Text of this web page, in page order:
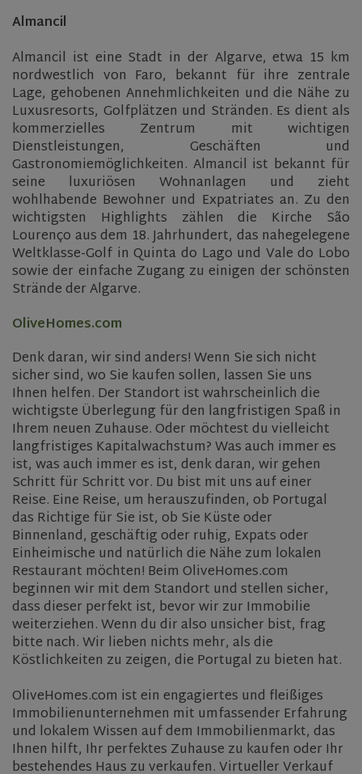
Almancil
Almancil ist eine Stadt in der Algarve, etwa 15 km
nordwestlich von Faro, bekannt für ihre zentrale
Lage, gehobenen Annehmlichkeiten und die Nähe zu
Luxusresorts, Golfplätzen und Stränden. Es dient als
kommerzielles Zentrum mit wichtigen
Dienstleistungen, Geschäften und
Gastronomiemöglichkeiten. Almancil ist bekannt für
seine luxuriösen Wohnanlagen und zieht
wohlhabende Bewohner und Expatriates an. Zu den
wichtigsten Highlights zählen die Kirche São
Lourenço aus dem 18. Jahrhundert, das nahegelegene
Weltklasse-Golf in Quinta do Lago und Vale do Lobo
sowie der einfache Zugang zu einigen der schönsten
Strände der Algarve.
OliveHomes.com
Denk daran, wir sind anders! Wenn Sie sich nicht
sicher sind, wo Sie kaufen sollen, lassen Sie uns
Ihnen helfen. Der Standort ist wahrscheinlich die
wichtigste Überlegung für den langfristigen Spaß in
Ihrem neuen Zuhause. Oder möchtest du vielleicht
langfristiges Kapitalwachstum? Was auch immer es
ist, was auch immer es ist, denk daran, wir gehen
Schritt für Schritt vor. Du bist mit uns auf einer
Reise. Eine Reise, um herauszufinden, ob Portugal
das Richtige für Sie ist, ob Sie Küste oder
Binnenland, geschäftig oder ruhig, Expats oder
Einheimische und natürlich die Nähe zum lokalen
Restaurant möchten! Beim OliveHomes.com
beginnen wir mit dem Standort und stellen sicher,
dass dieser perfekt ist, bevor wir zur Immobilie
weiterziehen. Wenn du dir also unsicher bist, frag
bitte nach. Wir lieben nichts mehr, als die
Köstlichkeiten zu zeigen, die Portugal zu bieten hat.
OliveHomes.com ist ein engagiertes und fleißiges
Immobilienunternehmen mit umfassender Erfahrung
und lokalem Wissen auf dem Immobilienmarkt, das
Ihnen hilft, Ihr perfektes Zuhause zu kaufen oder Ihr
bestehendes Haus zu verkaufen. Virtueller Verkauf